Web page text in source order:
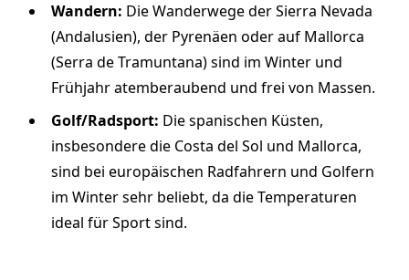
Wandern: Die Wanderwege der Sierra Nevada
(Andalusien), der Pyrenäen oder auf Mallorca
(Serra de Tramuntana) sind im Winter und
Frühjahr atemberaubend und frei von Massen.
Golf/Radsport: Die spanischen Küsten,
insbesondere die Costa del Sol und Mallorca,
sind bei europäischen Radfahrern und Golfern
im Winter sehr beliebt, da die Temperaturen
ideal für Sport sind.